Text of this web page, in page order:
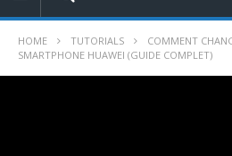
HOME TUTORIALS
COMMENT
SMARTPHONE HUAWEI (GUIDE COMPLET)